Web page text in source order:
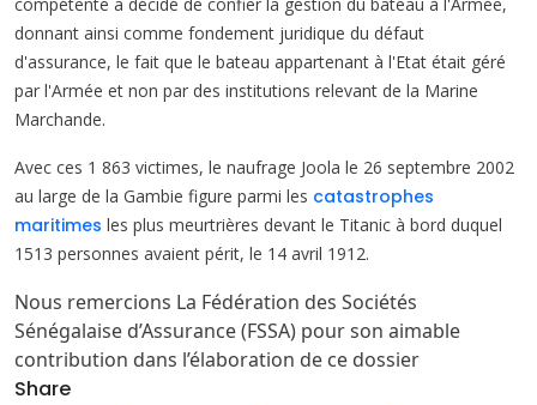
donnant ainsi comme fondement juridique du défaut
d'assurance, le fait que le bateau appartenant à l'Etat était géré
par l'Armée et non par des institutions relevant de la Marine
Marchande.
Avec ces 1 863 victimes, le naufrage Joola le 26 septembre 2002
au large de la Gambie figure parmi les catastrophes
maritimes les plus meurtrières devant le Titanic à bord duquel
1513 personnes avaient périt, le 14 avril 1912.
Nous remercions La Fédération des Sociétés
Sénégalaise d’Assurance (FSSA) pour son aimable
contribution dans l’élaboration de ce dossier
Share